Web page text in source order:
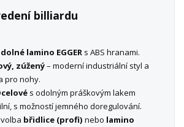
billiardu
lamino EGGER s ABS hranami.
zúžený– moderní industriální styl a
pro nohy.
s odolným práškovým lakem
s možností jemného doregulování.
volba břidlice (profi) nebo lamino